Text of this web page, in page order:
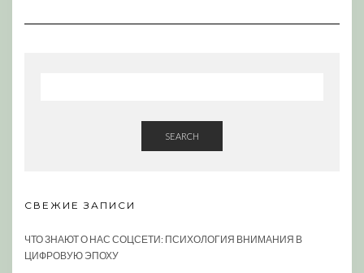
SEARCH
СВЕЖИЕ ЗАПИСИ
ЧТО ЗНАЮТ О НАС СОЦСЕТИ: ПСИХОЛОГИЯ ВНИМАНИЯ В
ЦИФРОВУЮ ЭПОХУ